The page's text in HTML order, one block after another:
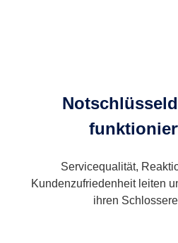
Servicequalität,
Kundenzufriedenheit leiten
ihren